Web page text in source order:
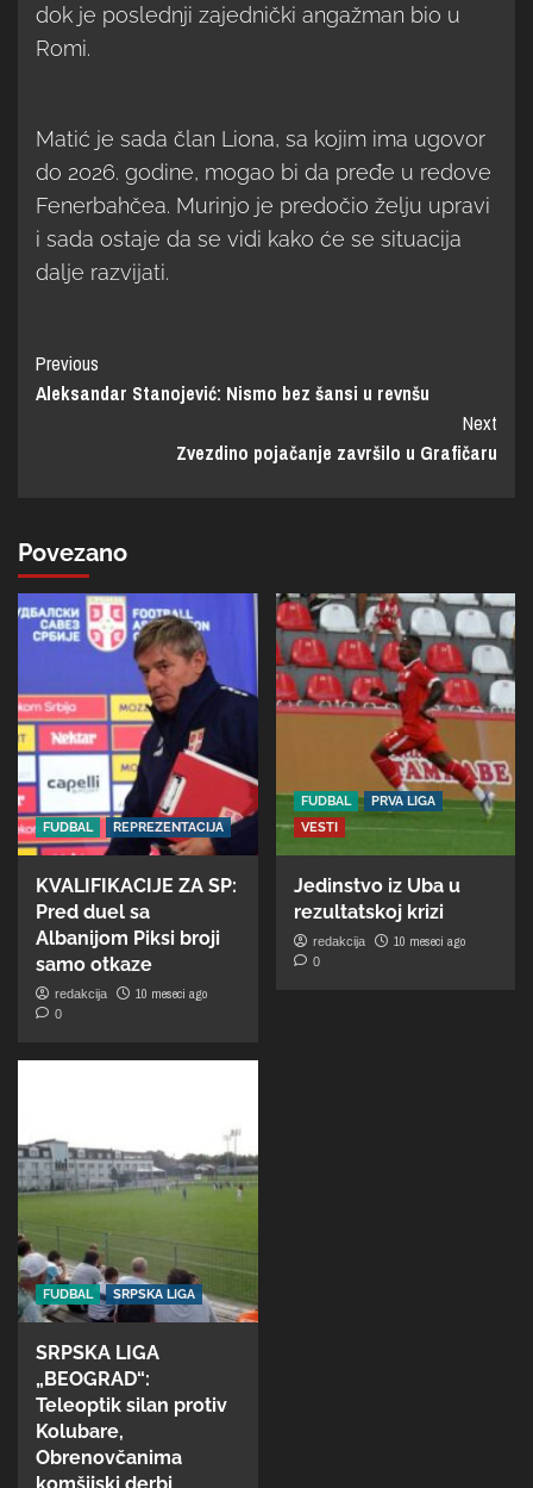
dok je poslednji zajednički angažman bio u
Romi.
Matić je sada član Liona, sa kojim ima ugovor
do 2026. godine, mogao bi da pređe u redove
Fenerbahčea. Murinjo je predočio želju upravi
i sada ostaje da se vidi kako će se situacija
dalje razvijati.
Previous
Aleksandar Stanojević: Nismo bez šansi u revnšu
Next
Zvezdino pojačanje završilo u Grafičaru
Povezano
FUDBAL REPREZENTACIJA
KVALIFIKACIJE ZA SP:
Pred duel sa
Albanijom Piksi broji
samo otkaze
redakcija 10 meseci ago
0
FUDBAL
PRVA LIGA
VESTI
Jedinstvo iz Uba u
rezultatskoj krizi
redakcija 10 meseci ago
0
FUDBAL SRPSKA LIGA
SRPSKA LIGA
„BEOGRAD“:
Teleoptik silan protiv
Kolubare,
Obrenovčanima